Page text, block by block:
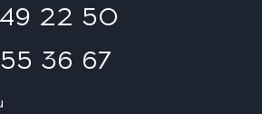
22 50
36 67